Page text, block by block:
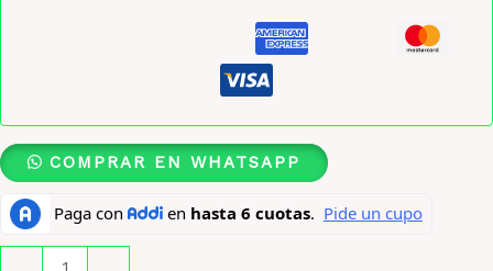
$ 424.900.
es:
$ 385.000.
COMPRAR EN WHATSAPP
Orientica